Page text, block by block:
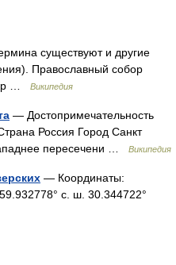
существуют и другие
Православный собор
…
Википедия
— Достопримечательность
Россия Город Санкт
пересечени …
Википедия
— Координаты:
с. ш. 30.344722°